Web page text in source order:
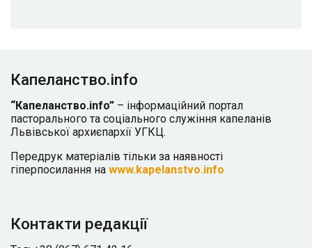
Капеланство.info
“Капеланство.info” – інформаційний портал
пасторального та соціального служіння капеланів
Львівської архиєпархії УГКЦ.
Передрук матеріалів тільки за наявності
гіперпосилання на www.kapelanstvo.info
Контакти редакції